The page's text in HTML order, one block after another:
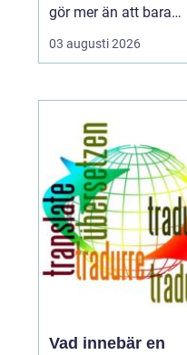
gör mer än att bara
fräscha upp husets
utseende. Den skyddar
str...
03 augusti 2026
Vad innebär en